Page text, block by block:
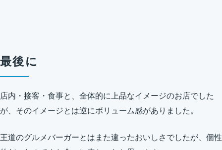
最後に
店内・接客・食事と、全体的に上品なイメージのお店でした
が、そのイメージとは逆にボリューム感がありました。
王道のグルメバーガーとはまた違ったおいしさでしたが、個性